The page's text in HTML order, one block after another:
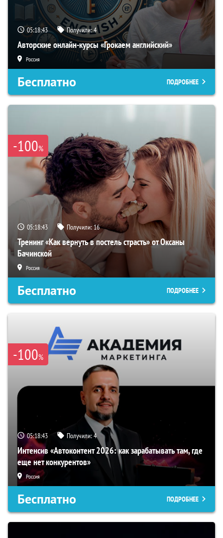
05:18:42 Получили:4
Авторские онлайн-курсы «Грокаем английский»
Россия
Бесплатно ПОДРОБНЕЕ
-100%
05:18:42 Получили:16
Тренинг «Как вернуть в постель страсть» от Оксаны
Бачинской
Россия
Бесплатно ПОДРОБНЕЕ
-100%
05:18:42 Получили:4
Интенсив «Автоконтент 2026: как зарабатывать там, где
еще нет конкурентов»
Россия
Бесплатно ПОДРОБНЕЕ